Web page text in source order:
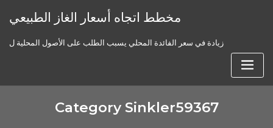
مخطط اتجاه أسعار الغاز الطبيعي
زيادة في سعر الفائدة المحلي يسبب الطلب على الأصول المحلية ل
Category Sinkler59367